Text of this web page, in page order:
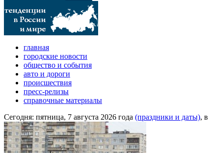
главная
городские новости
общество и события
авто и дороги
происшествия
пресс-релизы
справочные материалы
Сегодня: пятница, 7 августа 2026 года (праздники и даты), в